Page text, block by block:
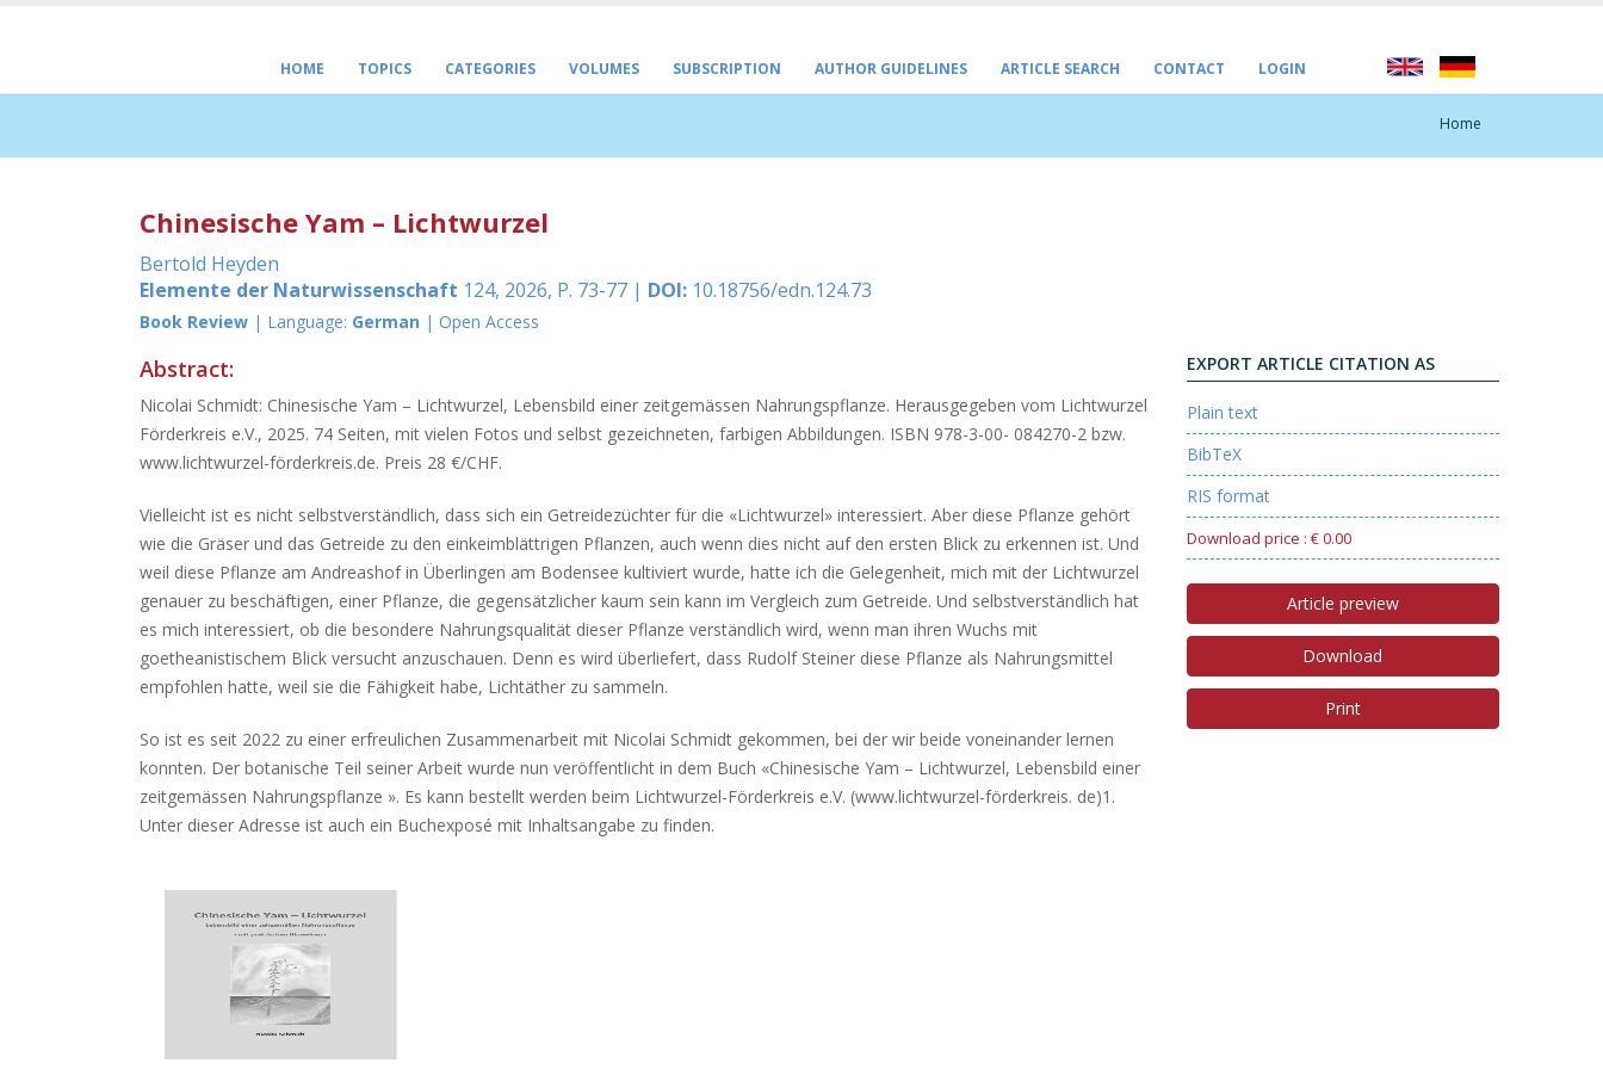
HOME TOPICS CATEGORIES VOLUMES SUBSCRIPTION AUTHOR GUIDELINES ARTICLE SEARCH CONTACT LOGIN
Home
Chinesische Yam – Lichtwurzel
Bertold Heyden
Elemente der Naturwissenschaft 124, 2026, P. 73-77 | DOI: 10.18756/edn.124.73
Book Review | Language: German | Open Access
EXPORT ARTICLE CITATION AS
Plain text
BibTeX
RIS format
Download price : € 0.00
Article preview
Download
Print
Abstract:
Nicolai Schmidt: Chinesische Yam – Lichtwurzel, Lebensbild einer zeitgemässen Nahrungspflanze. Herausgegeben vom Lichtwurzel
Förderkreis e.V., 2025. 74 Seiten, mit vielen Fotos und selbst gezeichneten, farbigen Abbildungen. ISBN 978-3-00- 084270-2 bzw.
www.lichtwurzel-förderkreis.de. Preis 28 €/CHF.
Vielleicht ist es nicht selbstverständlich, dass sich ein Getreidezüchter für die «Lichtwurzel» interessiert. Aber diese Pflanze gehört
wie die Gräser und das Getreide zu den einkeimblättrigen Pflanzen, auch wenn dies nicht auf den ersten Blick zu erkennen ist. Und
weil diese Pflanze am Andreashof in Überlingen am Bodensee kultiviert wurde, hatte ich die Gelegenheit, mich mit der Lichtwurzel
genauer zu beschäftigen, einer Pflanze, die gegensätzlicher kaum sein kann im Vergleich zum Getreide. Und selbstverständlich hat
es mich interessiert, ob die besondere Nahrungsqualität dieser Pflanze verständlich wird, wenn man ihren Wuchs mit
goetheanistischem Blick versucht anzuschauen. Denn es wird überliefert, dass Rudolf Steiner diese Pflanze als Nahrungsmittel
empfohlen hatte, weil sie die Fähigkeit habe, Lichtäther zu sammeln.
So ist es seit 2022 zu einer erfreulichen Zusammenarbeit mit Nicolai Schmidt gekommen, bei der wir beide voneinander lernen
konnten. Der botanische Teil seiner Arbeit wurde nun veröffentlicht in dem Buch «Chinesische Yam – Lichtwurzel, Lebensbild einer
zeitgemässen Nahrungspflanze ». Es kann bestellt werden beim Lichtwurzel-Förderkreis e.V. (www.lichtwurzel-förderkreis. de)1.
Unter dieser Adresse ist auch ein Buchexposé mit Inhaltsangabe zu finden.